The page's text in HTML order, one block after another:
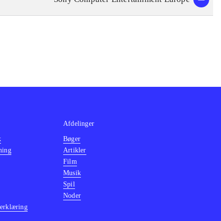
Afdelinger
Bøger
Artikler
Film
Musik
Spil
Noder